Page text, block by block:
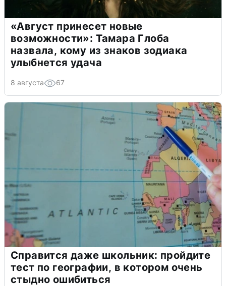
«Август принесет новые
возможности»: Тамара Глоба
назвала, кому из знаков зодиака
улыбнется удача
8 августа 67
Справится даже школьник: пройдите
тест по географии, в котором очень
стыдно ошибиться